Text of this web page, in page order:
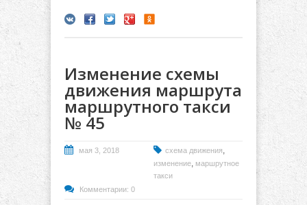
Изменение схемы
движения маршрута
маршрутного такси
№ 45
мая 3, 2018 схема движения
изменение маршрутное
такси
Комментарии: 0